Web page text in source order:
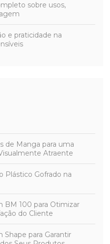
sobre usos,
e praticidade na
de Manga para uma
Atraente
Plástico Gofrado na
BM 100 para Otimizar
do Cliente
para Garantir